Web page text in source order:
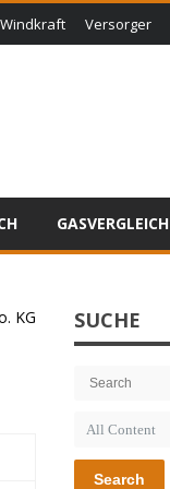
Windkraft Versorger
GASVERGLEICH
KG SUCHE
Search